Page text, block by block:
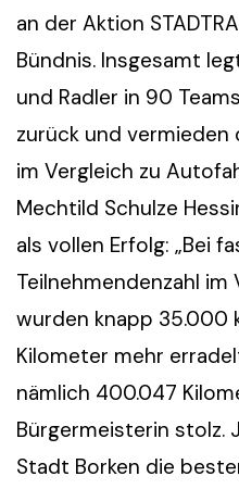
an der Aktion
Bündnis. Insgesamt
und Radler in 90
zurück und vermieden
im Vergleich zu
Mechtild Schulze
als vollen Erfolg: „Bei
Teilnehmendenzahl im
wurden knapp 35.000
Kilometer mehr
nämlich 400.047
Bürgermeisterin stolz.
Stadt Borken die